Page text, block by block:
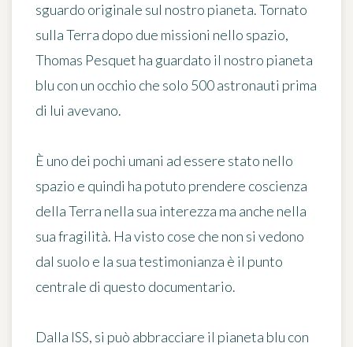
sguardo originale sul nostro pianeta. Tornato
sulla Terra dopo due missioni nello spazio,
Thomas Pesquet ha guardato il nostro pianeta
blu con un occhio che solo 500 astronauti prima
di lui avevano.
È uno dei pochi umani ad essere stato nello
spazio e quindi ha potuto prendere coscienza
della Terra nella sua interezza ma anche nella
sua fragilità. Ha visto cose che non si vedono
dal suolo e la sua testimonianza è il punto
centrale di questo documentario.
Dalla ISS, si può abbracciare il pianeta blu con